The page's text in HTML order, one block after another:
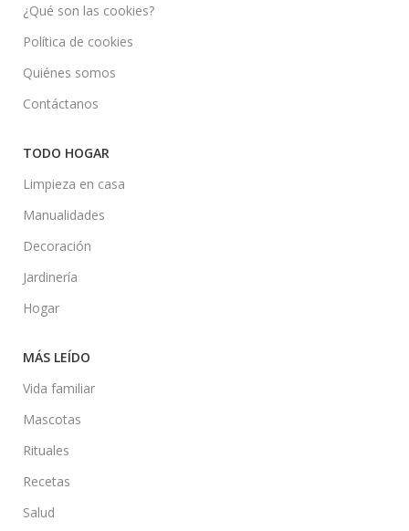
¿Qué son las cookies?
Política de cookies
Quiénes somos
Contáctanos
TODO HOGAR
Limpieza en casa
Manualidades
Decoración
Jardinería
Hogar
MÁS LEÍDO
Vida familiar
Mascotas
Rituales
Recetas
Salud